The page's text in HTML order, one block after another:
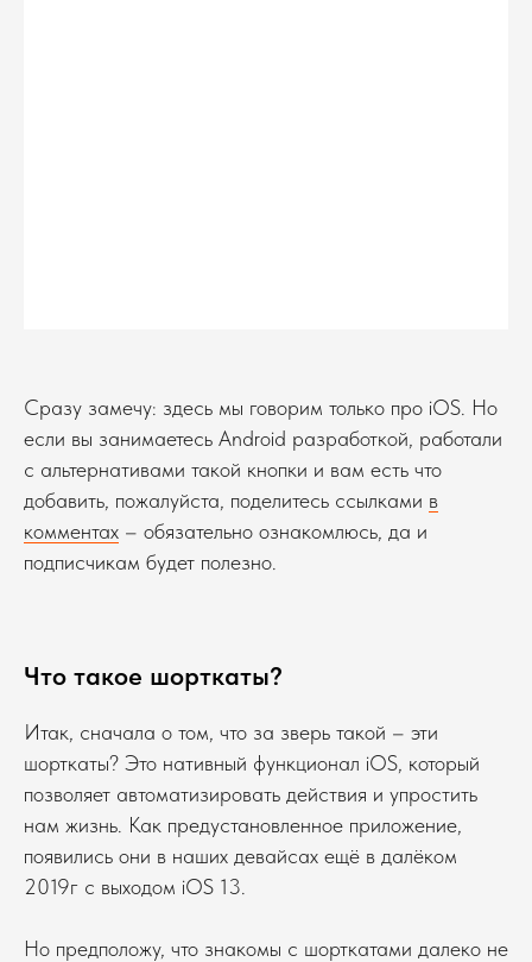
Сразу замечу: здесь мы говорим только про iOS. Но
если вы занимаетесь Android разработкой, работали
с альтернативами такой кнопки и вам есть что
добавить, пожалуйста, поделитесь ссылками в
комментах – обязательно ознакомлюсь, да и
подписчикам будет полезно.
Что такое шорткаты?
Итак, сначала о том, что за зверь такой – эти
шорткаты? Это нативный функционал iOS, который
позволяет автоматизировать действия и упростить
нам жизнь. Как предустановленное приложение,
появились они в наших девайсах ещё в далёком
2019г с выходом iOS 13.
Но предположу, что знакомы с шорткатами далеко не